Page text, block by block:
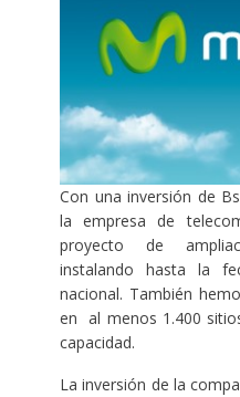
Con una inversión de
la empresa de
proyecto de
instalando hasta la
nacional. También
en al menos 1.400
capacidad.
La inversión de la